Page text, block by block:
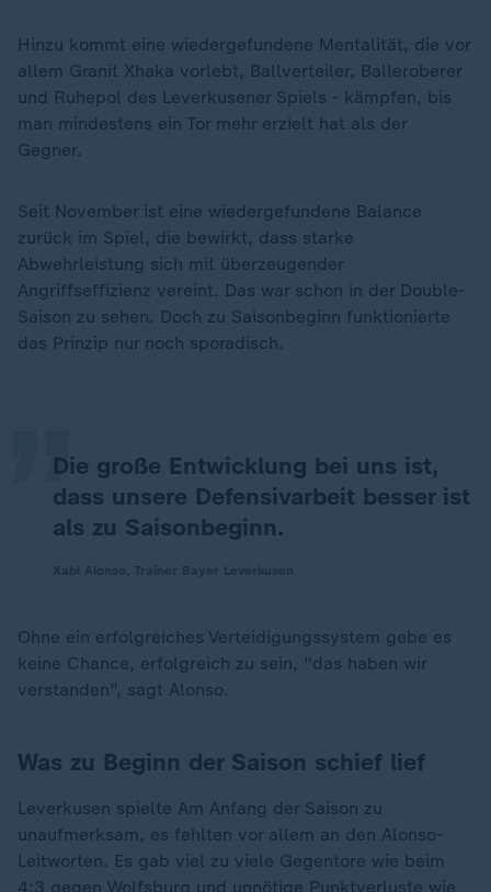
Hinzu kommt eine wiedergefundene Mentalität, die vor
allem Granit Xhaka vorlebt, Ballverteiler, Balleroberer
und Ruhepol des Leverkusener Spiels - kämpfen, bis
man mindestens ein Tor mehr erzielt hat als der
Gegner.
Seit November ist eine wiedergefundene Balance
zurück im Spiel, die bewirkt, dass starke
Abwehrleistung sich mit überzeugender
Angriffseffizienz vereint. Das war schon in der Double-
Saison zu sehen. Doch zu Saisonbeginn funktionierte
das Prinzip nur noch sporadisch.
Die große Entwicklung bei uns ist,
dass unsere Defensivarbeit besser ist
als zu Saisonbeginn.
„
Ohne ein erfolgreiches Verteidigungssystem gebe es
keine Chance, erfolgreich zu sein, "das haben wir
verstanden", sagt Alonso.
Was zu Beginn der Saison schief lief
Leverkusen spielte Am Anfang der Saison zu
unaufmerksam, es fehlten vor allem an den Alonso-
Leitworten. Es gab viel zu viele Gegentore wie beim
4:3 gegen Wolfsburg und unnötige Punktverluste wie